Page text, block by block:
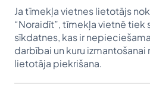
Marts
LASĪT VAIRĀK
Ja tīmekļa vietnes lietotājs
“Noraidīt”, tīmekļa vietnē
sīkdatnes, kas ir
darbībai un kuru
lietotāja piekrišana.